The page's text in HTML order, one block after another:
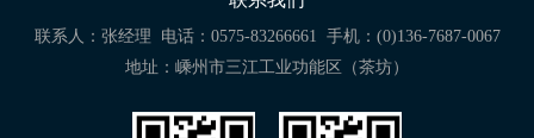
联系人：张经理 电话：0575-83266661
手机：(0)136-7687-0067
地址：嵊州市三江工业功能区（茶坊）